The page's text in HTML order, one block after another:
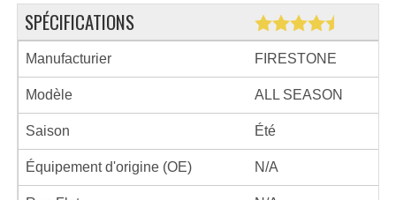
SPÉCIFICATIONS
Manufacturier FIRESTONE
Modèle ALL SEASON
Saison Été
Équipement d'origine (OE) N/A